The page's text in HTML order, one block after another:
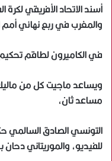
أسند الاتحاد الأفريقي
والمغرب في ربع نهائي أمم أفريقيا 2021
في الكاميرون لطاقم
ويساعد ماجيت كل من
مساعد ثان،
التونسي الصادق السالمي
للفيديو، والموريتاني